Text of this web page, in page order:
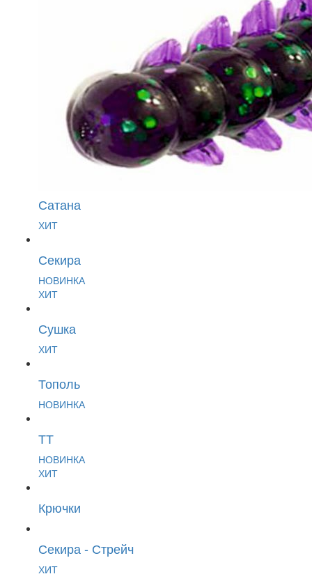
Сатана
ХИТ
Секира
НОВИНКА
ХИТ
Сушка
ХИТ
Тополь
НОВИНКА
ТТ
НОВИНКА
ХИТ
Крючки
Секира - Стрейч
ХИТ